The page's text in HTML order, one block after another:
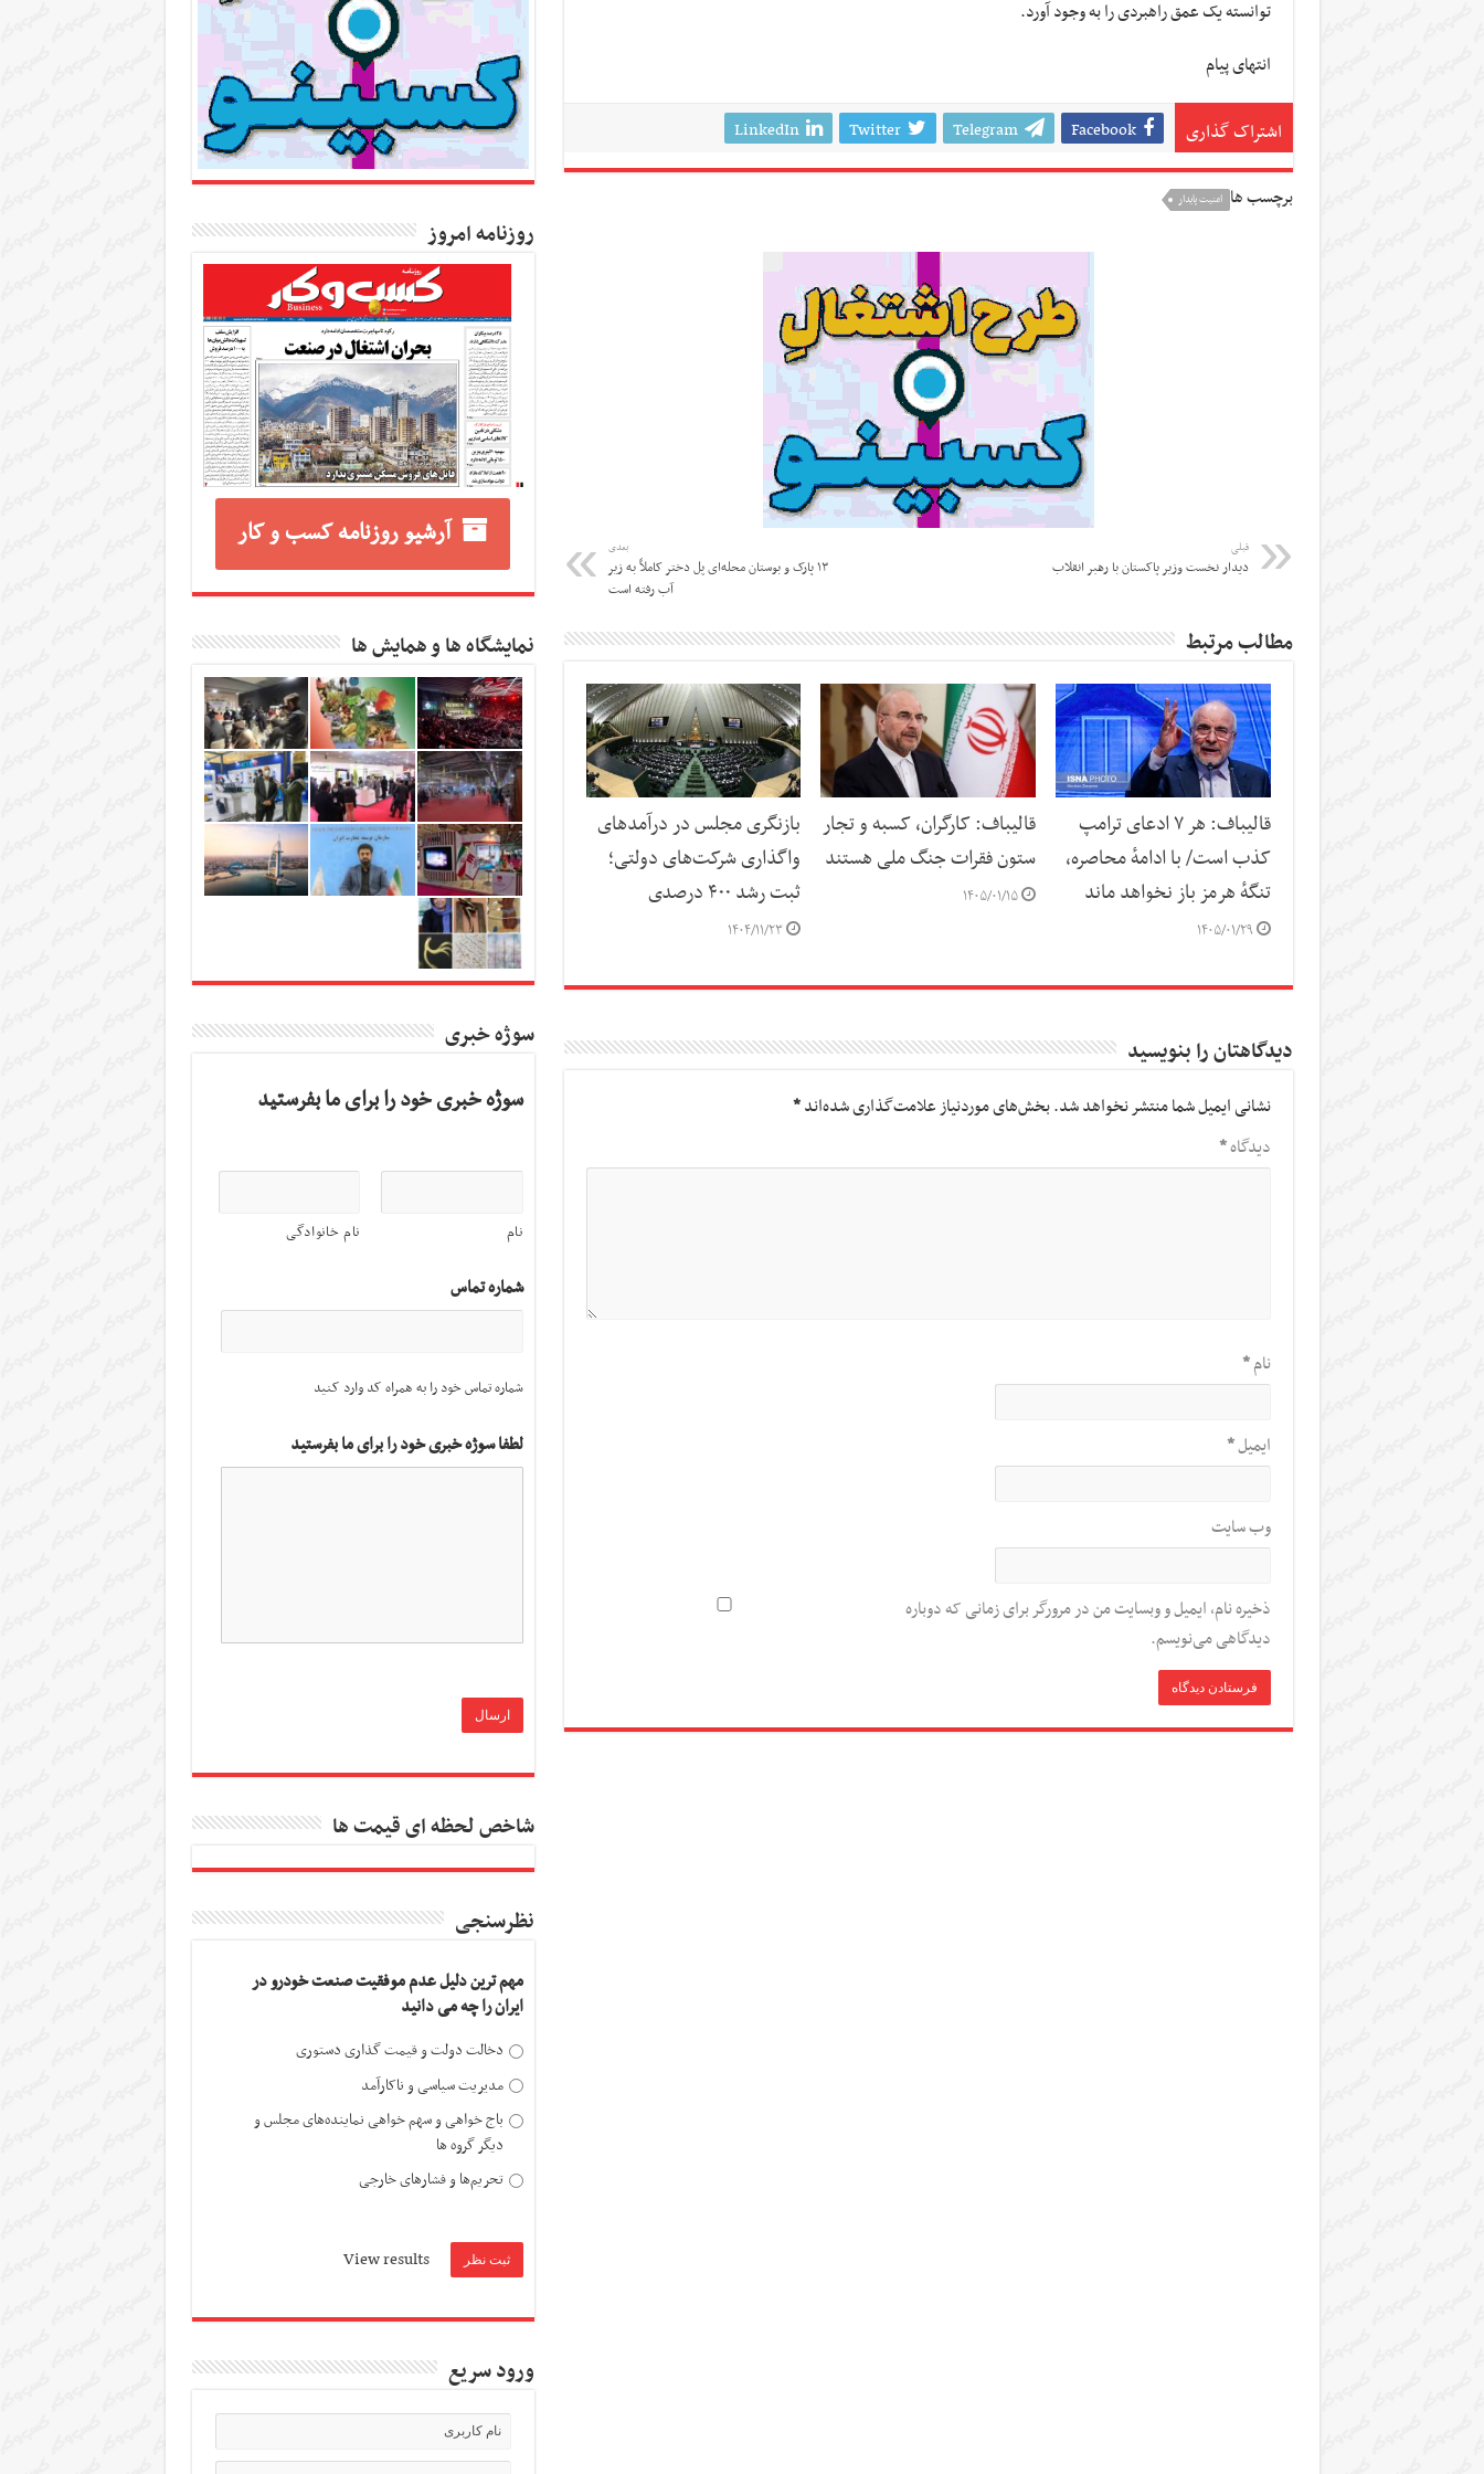
توانسته یک عمق راهبردی را به وجود آورد.
انتهای پیام
اشتراک گذاری Facebook
Telegram
Twitter
LinkedIn
برچسب ها امنیت پایدار
قبلی
دیدار نخست وزیر پاکستان با رهبر انقلاب
بعدی
۱۳ پارک و بوستان محله‌ای پل‌ دختر کاملاً به زیر
آب رفته است
مطالب مرتبط
قالیباف: هر ۷ ادعای ترامپ
کذب است/ با ادامهٔ محاصره،
تنگهٔ هرمز باز نخواهد ماند
۱۴۰۵/۰۱/۲۹
قالیباف: کارگران، کسبه و تجار
ستون فقرات جنگ ملی هستند
۱۴۰۵/۰۱/۱۵
بازنگری مجلس در درآمدهای
واگذاری شرکت‌های دولتی؛
ثبت رشد ۴۰۰ درصدی
۱۴۰۴/۱۱/۲۳
دیدگاهتان را بنویسید
نشانی ایمیل شما منتشر نخواهد شد.بخش‌های موردنیاز علامت‌گذاری شده‌اند*
دیدگاه*
نام*
ایمیل*
وب‌ سایت
ذخیره نام، ایمیل و وبسایت من در مرورگر برای زمانی که دوباره
دیدگاهی می‌نویسم.
روزنامه امروز
آرشیو روزنامه کسب و کار
نمایشگاه ها و همایش ها
سوژه خبری
سوژه خبری خود را برای ما بفرستید
نام نام خانوادگی
شماره تماس
شماره تماس خود را به همراه کد وارد کنید
لطفا سوژه خبری خود را برای ما بفرستید
شاخص لحظه ای قیمت ها
نظرسنجی
مهم ترین دلیل عدم موفقیت صنعت خودرو در
ایران را چه می دانید
دخالت دولت و قیمت گذاری دستوری
مدیریت سیاسی و ناکارآمد
باج خواهی و سهم خواهی نماینده‌های مجلس و
دیگر گروه ها
تحریم‌ها و فشارهای خارجی
View results
ورود سریع